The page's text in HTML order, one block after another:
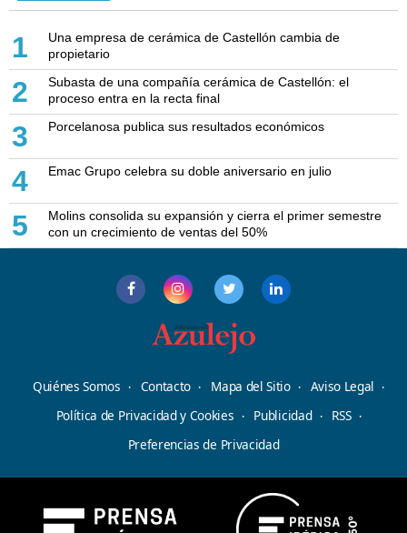
1
Una empresa de cerámica de Castellón cambia de
propietario
2
Subasta de una compañía cerámica de Castellón: el
proceso entra en la recta final
3 Porcelanosa publica sus resultados económicos
4 Emac Grupo celebra su doble aniversario en julio
5
Molins consolida su expansión y cierra el primer semestre
con un crecimiento de ventas del 50%
Quiénes Somos Contacto Mapa del Sitio
Aviso Legal
Política de Privacidad y Cookies
Publicidad
RSS
Preferencias de Privacidad